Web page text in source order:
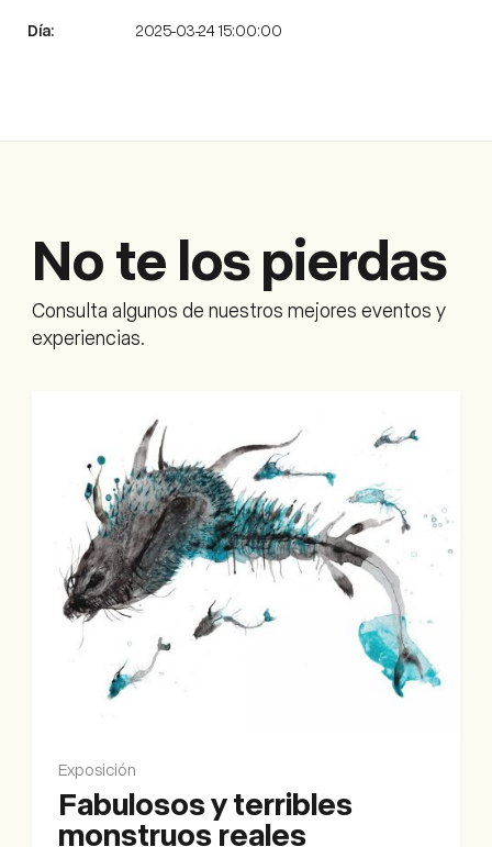
2025-03-24 15:00:00
No te los pierdas
Consulta algunos de nuestros mejores eventos y
experiencias.
Exposición
Fabulosos y terribles
monstruos reales